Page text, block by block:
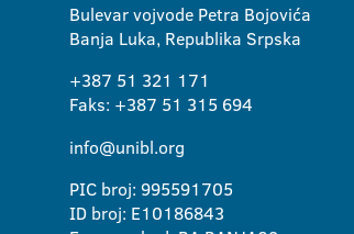
Bulevar vojvode Petra Bojovića
Banja Luka, Republika Srpska
+387 51 321 171
Faks: +387 51 315 694
info@unibl.org
PIC broj: 995591705
ID broj: E10186843